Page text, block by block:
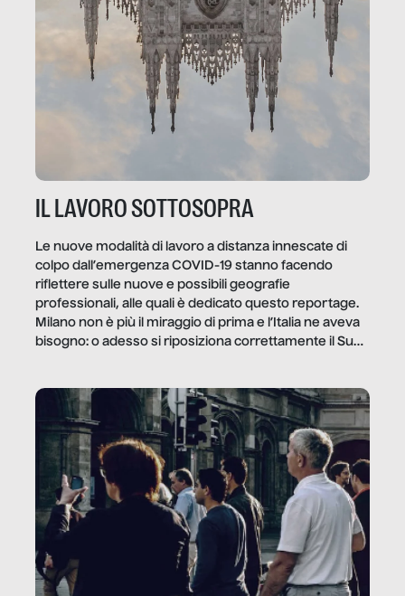
IL LAVORO SOTTOSOPRA
Le nuove modalità di lavoro a distanza innescate di
colpo dall’emergenza COVID-19 stanno facendo
riflettere sulle nuove e possibili geografie
professionali, alle quali è dedicato questo reportage.
Milano non è più il miraggio di prima e l’Italia ne aveva
bisogno: o adesso si riposiziona correttamente il Sud